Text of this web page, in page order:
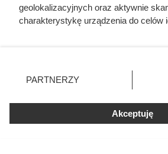
6 tysięcy morderców z UPA
wieś. Polacy stworzyli w niej
arszenikiem. Przerażająca
Karen Blixen zapłaciła za Afrykę
geolokalizacyjnych oraz aktywnie
charakterystykę urządzenia do celów
zmienić/wycofać klikając przycisk
znajdujący się w lewym dolnym rogu
rodzaje przetwarzania danych nie
użytkownika, ale masz prawo
przetwarzaniu. Preferencje będą
PARTNERZY
Akceptuję